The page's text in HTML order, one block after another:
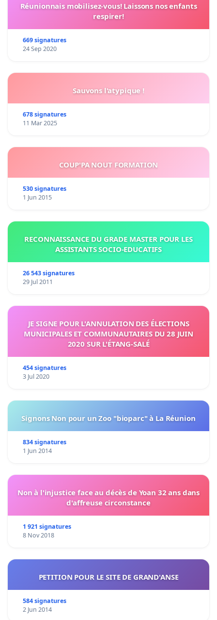
Réunionnais mobilisez-vous! Laissons nos enfants
respirer!
669 signatures
24 Sep 2020
Sauvons l'atypique !
678 signatures
11 Mar 2025
COUP'PA NOUT FORMATION
530 signatures
1 Jun 2015
RECONNAISSANCE DU GRADE MASTER POUR LES
ASSISTANTS SOCIO-EDUCATIFS
26 543 signatures
29 Jul 2011
JE SIGNE POUR L'ANNULATION DES ÉLECTIONS
MUNICIPALES ET COMMUNAUTAIRES DU 28 JUIN
2020 SUR L'ÉTANG-SALÉ
454 signatures
3 Jul 2020
Signons Non pour un Zoo "bioparc" à La Réunion
834 signatures
1 Jun 2014
Non à l'injustice face au décès de Yoan 32 ans dans
d'affreuse circonstance
1 921 signatures
8 Nov 2018
PETITION POUR LE SITE DE GRAND'ANSE
584 signatures
2 Jun 2014